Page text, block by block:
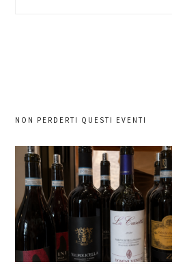
NON PERDERTI QUESTI EVENTI